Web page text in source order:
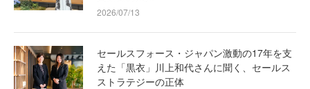
2026/07/13
セールスフォース・ジャパン激動の17年を支
えた「黒衣」川上和代さんに聞く、セールス
ストラテジーの正体